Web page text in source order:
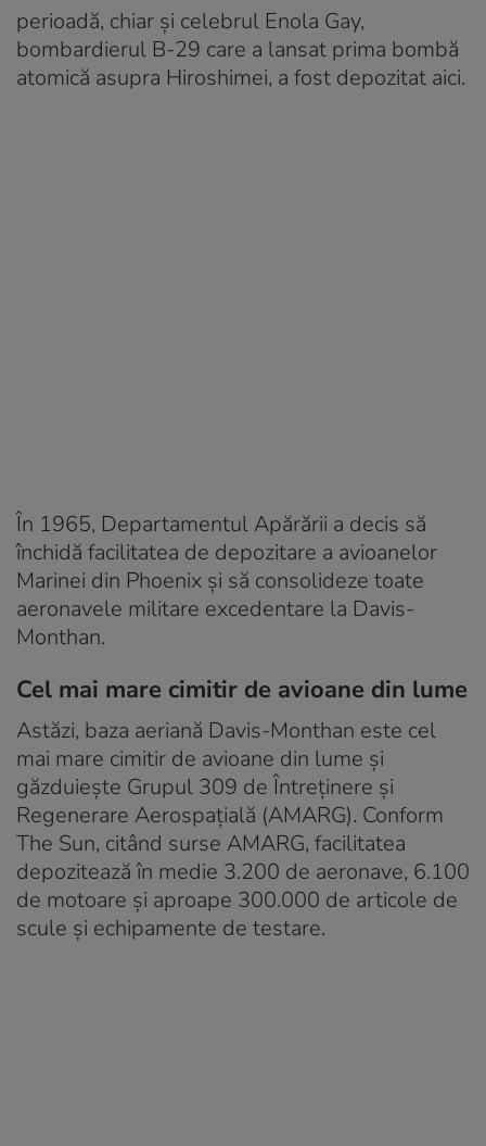
perioadă, chiar și celebrul Enola Gay,
bombardierul B-29 care a lansat prima bombă
atomică asupra Hiroshimei, a fost depozitat aici.
În 1965, Departamentul Apărării a decis să
închidă facilitatea de depozitare a avioanelor
Marinei din Phoenix și să consolideze toate
aeronavele militare excedentare la Davis-
Monthan.
Cel mai mare cimitir de avioane din lume
Astăzi, baza aeriană Davis-Monthan este cel
mai mare cimitir de avioane din lume și
găzduiește Grupul 309 de Întreținere și
Regenerare Aerospațială (AMARG). Conform
The Sun, citând surse AMARG, facilitatea
depozitează în medie 3.200 de aeronave, 6.100
de motoare și aproape 300.000 de articole de
scule și echipamente de testare.